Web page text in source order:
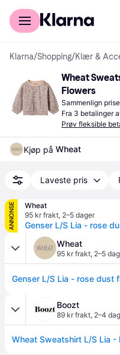
For kunder
Klarna/Shopping/Klær &
Wheat
Flowers
Sammenlign
Fra 3 betalinger
Prøv fleksible
Kjøp på Wheat
Laveste pris
ANNONSE
Wheat
95 kr frakt, 2–5 dager
Genser L/S Lia - rose
Wheat
95 kr frakt, 2–5
Genser L/S Lia - rose dust
Boozt
89 kr frakt, 2–4
Wheat Sweatshirt L/S Lia -